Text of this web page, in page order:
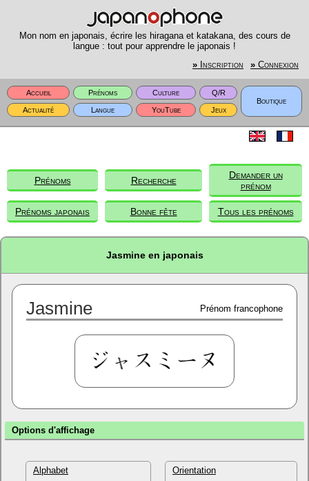
Mon nom en japonais, écrire les hiragana et katakana, des cours de
langue : tout pour apprendre le japonais !
» Inscription » Connexion
Accueil Prénoms Culture
Q/R
Boutique
Actualité
Langue YouTube Jeux
Prénoms Recherche
Demander un
prénom
Prénoms japonais Bonne fête Tous les prénoms
Jasmine en japonais
Jasmine Prénom francophone
Options d'affichage
Alphabet Orientation